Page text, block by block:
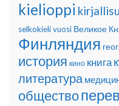
kielioppi
selkokielivuosi Великое
Финляндия
история кино книга
литература
общество